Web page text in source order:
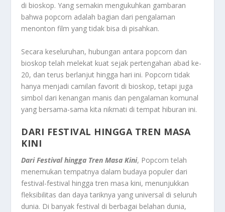
di bioskop. Yang semakin mengukuhkan gambaran
bahwa popcorn adalah bagian dari pengalaman
menonton film yang tidak bisa di pisahkan.
Secara keseluruhan, hubungan antara popcorn dan
bioskop telah melekat kuat sejak pertengahan abad ke-
20, dan terus berlanjut hingga hari ini. Popcorn tidak
hanya menjadi camilan favorit di bioskop, tetapi juga
simbol dari kenangan manis dan pengalaman komunal
yang bersama-sama kita nikmati di tempat hiburan ini.
DARI FESTIVAL HINGGA TREN MASA
KINI
Dari Festival hingga Tren Masa Kini, Popcorn telah
menemukan tempatnya dalam budaya populer dari
festival-festival hingga tren masa kini, menunjukkan
fleksibilitas dan daya tariknya yang universal di seluruh
dunia. Di banyak festival di berbagai belahan dunia,